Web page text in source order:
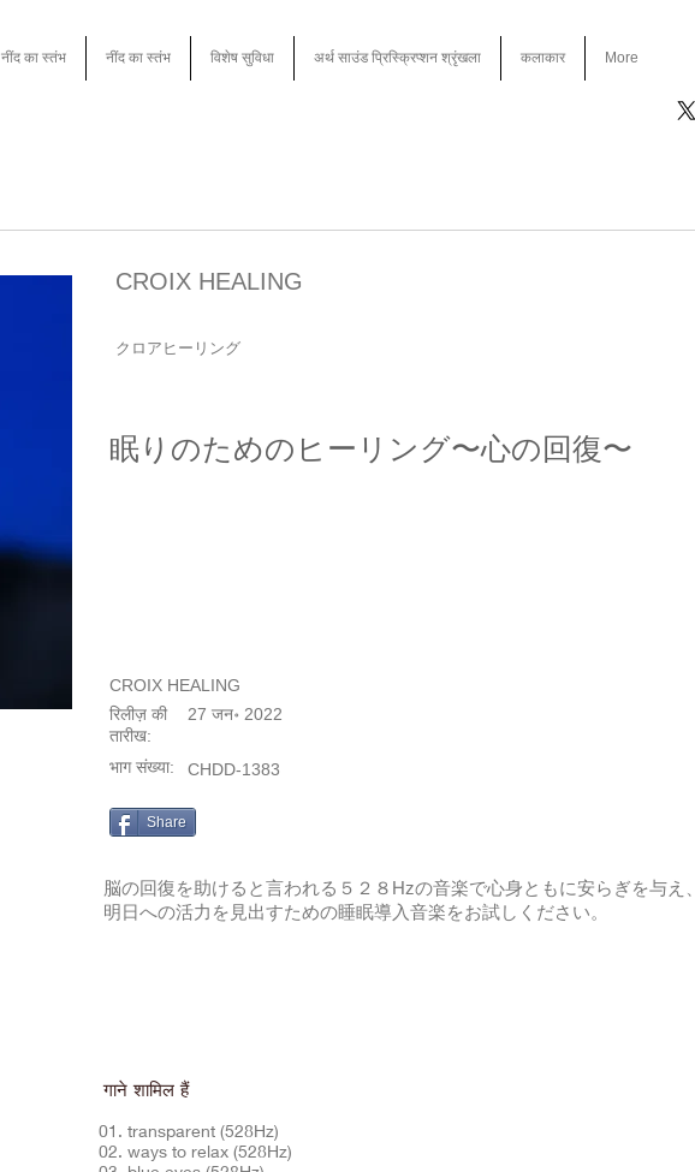
नींद का स्तंभ नींद का स्तंभ विशेष सुविधा अर्थ साउंड प्रिस्क्रिप्शन श्रृंखला कलाकार More
CROIX HEALING
クロアヒーリング
眠りのためのヒーリング〜心の回復〜
CROIX HEALING
27 जन॰ 2022
रिलीज़ की
तारीख:
भाग संख्या:
CHDD-1383
Share
脳の回復を助けると言われる５２８Hzの音楽で心身ともに安らぎを与え、
明日への活力を見出すための睡眠導入音楽をお試しください。
गाने शामिल हैं
01. transparent (528Hz)
02. ways to relax (528Hz)